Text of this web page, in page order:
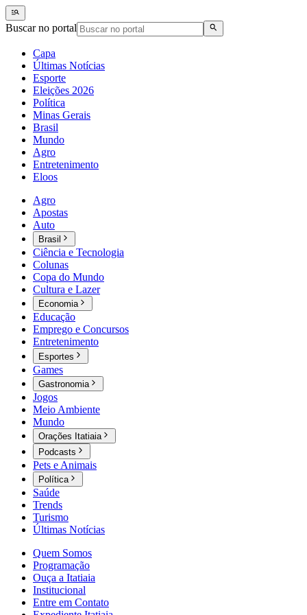
Buscar no portal
Capa
Últimas Notícias
Esporte
Eleições 2026
Política
Minas Gerais
Brasil
Mundo
Agro
Entretenimento
Eloos
Agro
Apostas
Auto
Brasil
Ciência e Tecnologia
Colunas
Copa do Mundo
Cultura e Lazer
Economia
Educação
Emprego e Concursos
Entretenimento
Esportes
Games
Gastronomia
Jogos
Meio Ambiente
Mundo
Orações Itatiaia
Podcasts
Pets e Animais
Política
Saúde
Trends
Turismo
Últimas Notícias
Quem Somos
Programação
Ouça a Itatiaia
Institucional
Entre em Contato